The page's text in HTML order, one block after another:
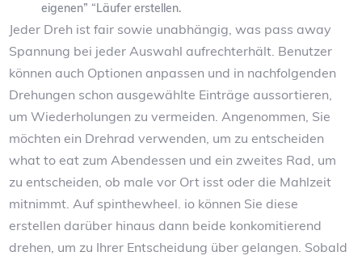
eigenen” “Läufer erstellen.
Jeder Dreh ist fair sowie unabhängig, was pass away
Spannung bei jeder Auswahl aufrechterhält. Benutzer
können auch Optionen anpassen und in nachfolgenden
Drehungen schon ausgewählte Einträge aussortieren,
um Wiederholungen zu vermeiden. Angenommen, Sie
möchten ein Drehrad verwenden, um zu entscheiden
what to eat zum Abendessen und ein zweites Rad, um
zu entscheiden, ob male vor Ort isst oder die Mahlzeit
mitnimmt. Auf spinthewheel. io können Sie diese
erstellen darüber hinaus dann beide konkomitierend
drehen, um zu Ihrer Entscheidung über gelangen. Sobald